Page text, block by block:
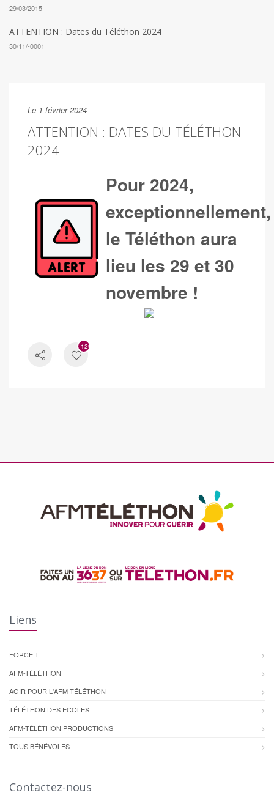
29/03/2015
ATTENTION : Dates du Téléthon 2024
30/11/-0001
Le 1 février 2024
ATTENTION : DATES DU TÉLÉTHON
2024
Pour 2024,
exceptionnellement,
le Téléthon aura
lieu les 29 et 30
novembre !
1297
Liens
FORCE T
AFM-TÉLÉTHON
AGIR POUR L'AFM-TÉLÉTHON
TÉLÉTHON DES ECOLES
AFM-TÉLÉTHON PRODUCTIONS
TOUS BÉNÉVOLES
Contactez-nous